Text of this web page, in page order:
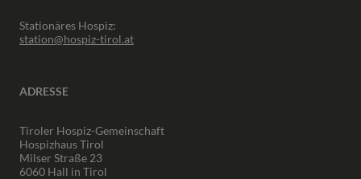
Stationäres Hospiz:
station@hospiz-tirol.at
ADRESSE
Tiroler Hospiz-Gemeinschaft
Hospizhaus Tirol
Milser Straße 23
6060 Hall in Tirol